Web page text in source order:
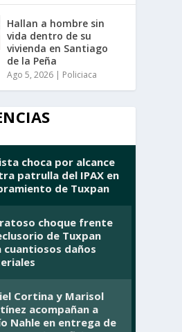
Hallan a hombre sin
vida dentro de su
vivienda en Santiago
de la Peña
Ago 5, 2026| Policiaca